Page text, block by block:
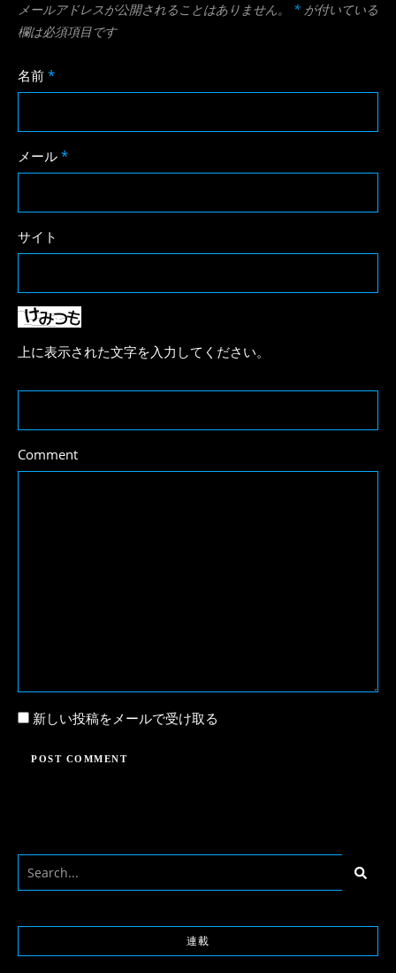
メールアドレスが公開されることはありません。 * が付いている
欄は必須項目です
名前 *
メール *
サイト
上に表示された文字を入力してください。
Comment
新しい投稿をメールで受け取る
連載